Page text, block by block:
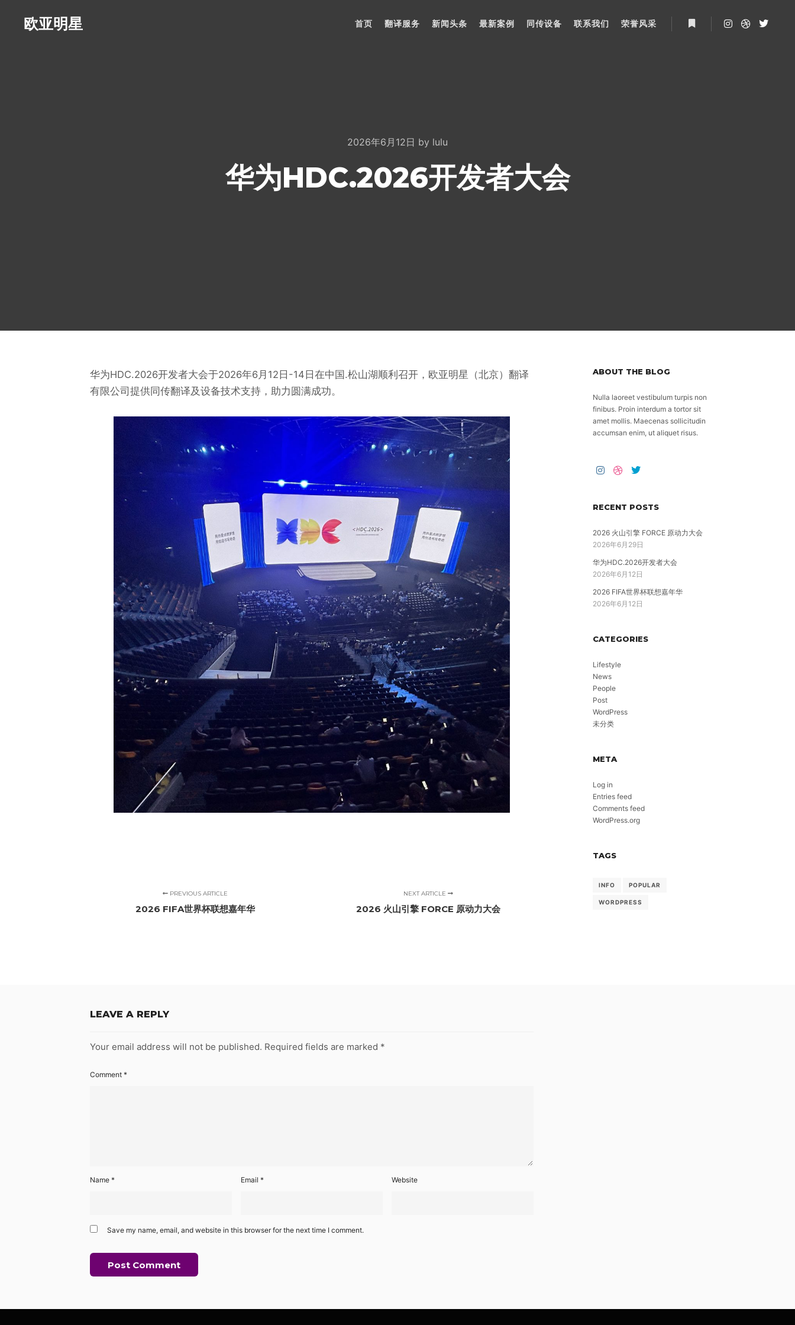
欧亚明星 首页 翻译服务 新闻头条 最新案例 同传设备 联系我们 荣誉风采
2026年6月12日 by lulu
华为HDC.2026开发者大会
华为HDC.2026开发者大会于2026年6月12日-14日在中国.松山湖顺利召开，欧亚明星（北京）翻译
有限公司提供同传翻译及设备技术支持，助力圆满成功。
PREVIOUS ARTICLE
2026 FIFA世界杯联想嘉年华
NEXT ARTICLE
2026 火山引擎 FORCE 原动力大会
LEAVE A REPLY
Your email address will not be published. Required fields are marked *
Comment *
Name * Email * Website
Save my name, email, and website in this browser for the next time I comment.
ABOUT THE BLOG
Nulla laoreet vestibulum turpis non
finibus. Proin interdum a tortor sit
amet mollis. Maecenas sollicitudin
accumsan enim, ut aliquet risus.
RECENT POSTS
2026 火山引擎 FORCE 原动力大会
2026年6月29日
华为HDC.2026开发者大会
2026年6月12日
2026 FIFA世界杯联想嘉年华
2026年6月12日
CATEGORIES
Lifestyle
News
People
Post
WordPress
未分类
META
Log in
Entries feed
Comments feed
WordPress.org
TAGS
INFO POPULAR
WORDPRESS